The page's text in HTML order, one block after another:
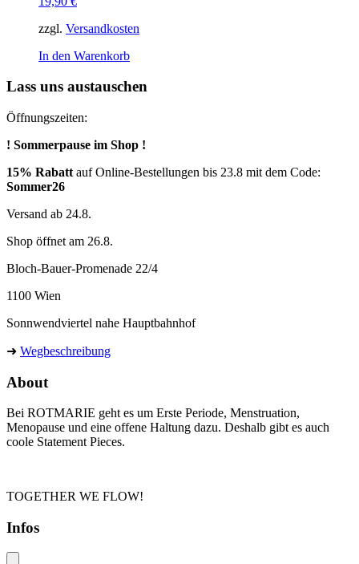
können
gewählt
zzgl. Versandkosten
In den Warenkorb
Lass uns austauschen
Öffnungszeiten:
! Sommerpause im Shop !
15% Rabatt auf Online-Bestellungen bis 23.8 mit dem Code:
Sommer26
Versand ab 24.8.
Shop öffnet am 26.8.
Bloch-Bauer-Promenade 22/4
1100 Wien
Sonnwendviertel nahe Hauptbahnhof
➜ Wegbeschreibung
About
Bei ROTMARIE geht es um Erste Periode, Menstruation,
Menopause und eine offene Haltung dazu. Deshalb gibt es auch
coole Statement Pieces.
TOGETHER WE FLOW!
Infos